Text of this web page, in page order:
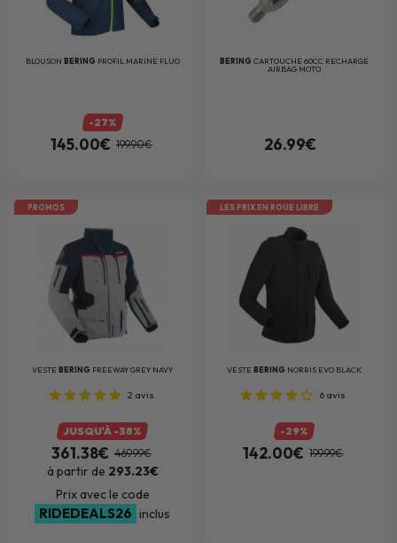
BLOUSON BERING PROFIL MARINE FLUO
-27%
145.00€ 199.90€
BERINGCARTOUCHE 60CC RECHARGE
AIRBAG MOTO
26.99€
PROMOS
VESTEBERING FREEWAY GREY NAVY
2 avis
JUSQU'À -38%
361.38€ 469.99€
à partir de 293.23€
Prix avec le code
RIDEDEALS26 inclus
LES PRIX EN ROUE LIBRE
VESTEBERING NORRIS EVO BLACK
6 avis
-29%
142.00€ 199.99€